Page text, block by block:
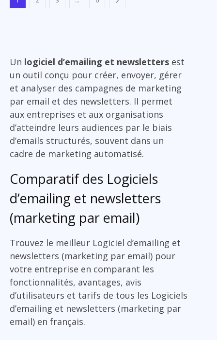
Un logiciel d’emailing et newsletters est
un outil conçu pour créer, envoyer, gérer
et analyser des campagnes de marketing
par email et des newsletters. Il permet
aux entreprises et aux organisations
d’atteindre leurs audiences par le biais
d’emails structurés, souvent dans un
cadre de marketing automatisé.
Comparatif des Logiciels
d’emailing et newsletters
(marketing par email)
Trouvez le meilleur Logiciel d’emailing et
newsletters (marketing par email) pour
votre entreprise en comparant les
fonctionnalités, avantages, avis
d’utilisateurs et tarifs de tous les Logiciels
d’emailing et newsletters (marketing par
email) en français.